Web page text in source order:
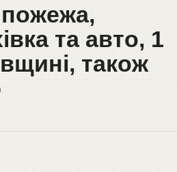
та авто, 1
також